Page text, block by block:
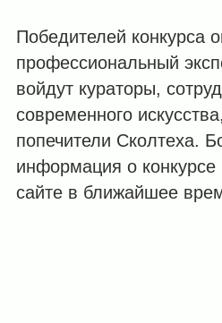
Победителей конкурса
профессиональный
войдут кураторы,
современного
попечители Сколтеха.
информация о
сайте в ближайшее